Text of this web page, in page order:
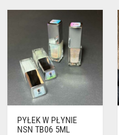
PYŁEK W PŁYNIE
NSN TB06 5ML